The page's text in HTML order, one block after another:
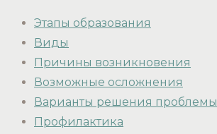
Этапы образования
Виды
Причины возникновения
Возможные осложнения
Варианты решения проблемы
Профилактика